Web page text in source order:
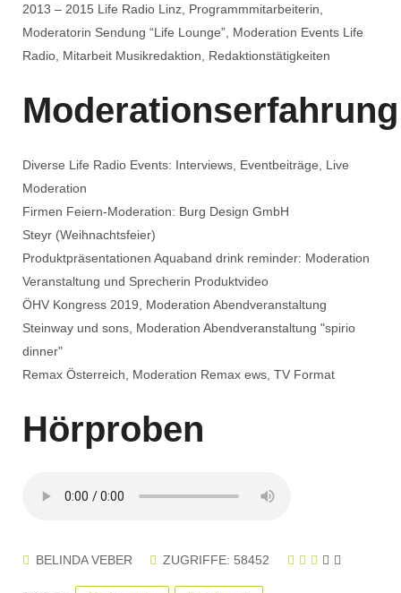
2013 – 2015 Life Radio Linz, Programmmitarbeiterin,
Moderatorin Sendung “Life Lounge”, Moderation Events Life
Radio, Mitarbeit Musikredaktion, Redaktionstätigkeiten
Moderationserfahrung
Diverse Life Radio Events: Interviews, Eventbeiträge, Live
Moderation
Firmen Feiern-Moderation: Burg Design GmbH
Steyr (Weihnachtsfeier)
Produktpräsentationen Aquaband drink reminder: Moderation
Veranstaltung und Sprecherin Produktvideo
ÖHV Kongress 2019, Moderation Abendveranstaltung
Steinway und sons, Moderation Abendveranstaltung "spirio
dinner"
Remax Österreich, Moderation Remax ews, TV Format
Hörproben
BELINDA VEBER ZUGRIFFE: 58452